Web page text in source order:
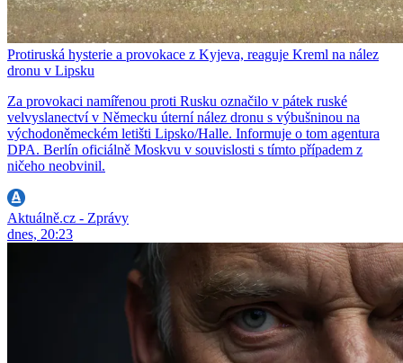
Protiruská hysterie a provokace z Kyjeva, reaguje Kreml na nález
dronu v Lipsku
Za provokaci namířenou proti Rusku označilo v pátek ruské
velvyslanectví v Německu úterní nález dronu s výbušninou na
východoněmeckém letišti Lipsko/Halle. Informuje o tom agentura
DPA. Berlín oficiálně Moskvu v souvislosti s tímto případem z
ničeho neobvinil.
Aktuálně.cz - Zprávy
dnes, 20:23